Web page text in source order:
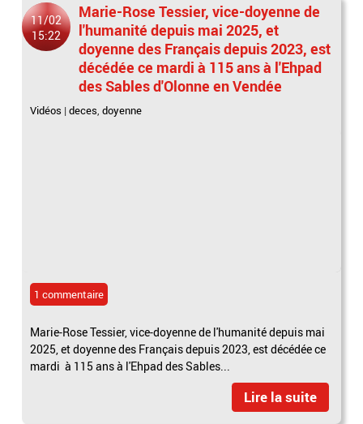
11/02
15:22
Marie-Rose Tessier, vice-doyenne de
l'humanité depuis mai 2025, et
doyenne des Français depuis 2023, est
décédée ce mardi à 115 ans à l'Ehpad
des Sables d'Olonne en Vendée
Vidéos |deces,doyenne
1 commentaire
Marie-Rose Tessier, vice-doyenne de l'humanité depuis mai
2025, et doyenne des Français depuis 2023, est décédée ce
mardi à 115 ans à l'Ehpad des Sables...
Lire la suite